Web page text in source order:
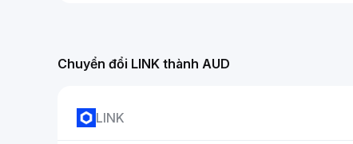
Chuyển đổi LINK thành AUD
LINK